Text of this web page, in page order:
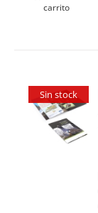
carrito
Sin stock